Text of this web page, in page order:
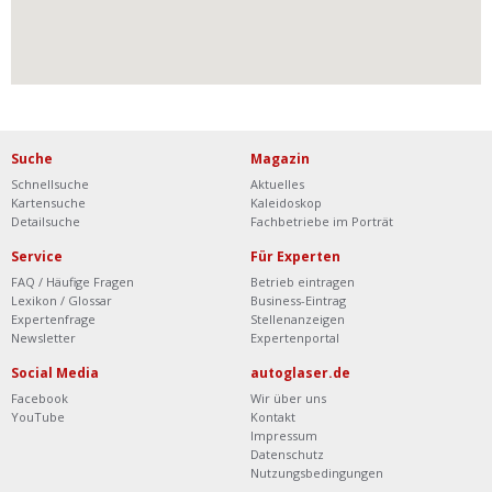
Suche
Schnellsuche
Kartensuche
Detailsuche
Magazin
Aktuelles
Kaleidoskop
Fachbetriebe im Porträt
Service
FAQ / Häufige Fragen
Lexikon / Glossar
Expertenfrage
Newsletter
Für Experten
Betrieb eintragen
Business-Eintrag
Stellenanzeigen
Expertenportal
Social Media
Facebook
YouTube
autoglaser.de
Wir über uns
Kontakt
Impressum
Datenschutz
Nutzungsbedingungen